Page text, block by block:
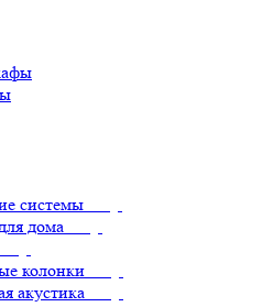
системы
дома
колонки
акустика